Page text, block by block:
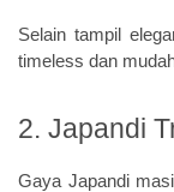
Selain tampil
timeless dan
2. Japandi
Gaya Japandi